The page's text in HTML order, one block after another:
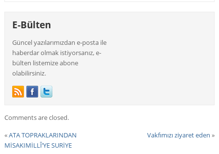
E-Bülten
Güncel yazılarımızdan e-posta ile
haberdar olmak istiyorsanız, e-
bülten listemize abone
olabilirsiniz.
Comments are closed.
«ATA TOPRAKLARINDAN
MİSAKIMİLLÎ’YE SURİYE
Vakfımızı ziyaret eden »